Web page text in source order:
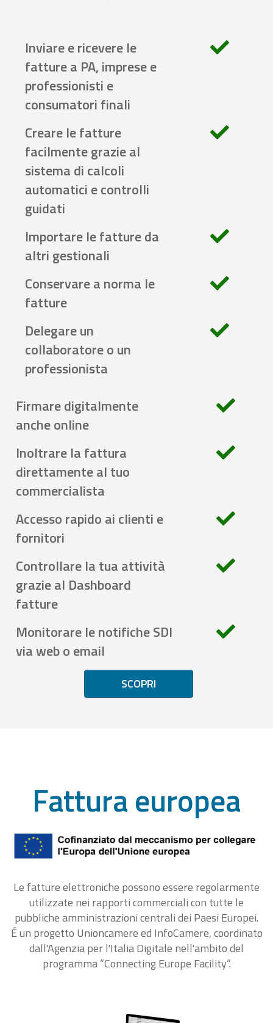
Inviare e ricevere le
fatture a PA, imprese e
professionisti e
consumatori finali
Creare le fatture
facilmente grazie al
sistema di calcoli
automatici e controlli
guidati
Importare le fatture da
altri gestionali
Conservare a norma le
fatture
Delegare un
collaboratore o un
professionista
Firmare digitalmente
anche online
Inoltrare la fattura
direttamente al tuo
commercialista
Accesso rapido ai clienti e
fornitori
Controllare la tua attività
grazie al Dashboard
fatture
Monitorare le notifiche SDI
via web o email
SCOPRI
Fattura europea
Le fatture elettroniche possono essere regolarmente
utilizzate nei rapporti commerciali con tutte le
pubbliche amministrazioni centrali dei Paesi Europei.
É un progetto Unioncamere ed InfoCamere, coordinato
dall'Agenzia per l'Italia Digitale nell'ambito del
programma “Connecting Europe Facility“.